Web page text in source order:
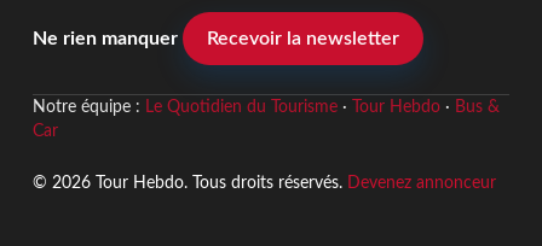
Ne rien manquer Recevoir la newsletter
Notre équipe : Le Quotidien du Tourisme· Tour Hebdo· Bus &
Car
© 2026 Tour Hebdo. Tous droits réservés. Devenez annonceur